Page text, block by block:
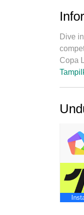
Dive
Copa